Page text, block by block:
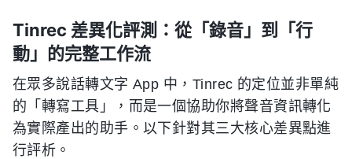
Tinrec 差異化評測：從「錄音」到「行
動」的完整工作流
在眾多說話轉文字 App 中，Tinrec 的定位並非單純
的「轉寫工具」，而是一個協助你將聲音資訊轉化
為實際產出的助手。以下針對其三大核心差異點進
行評析。